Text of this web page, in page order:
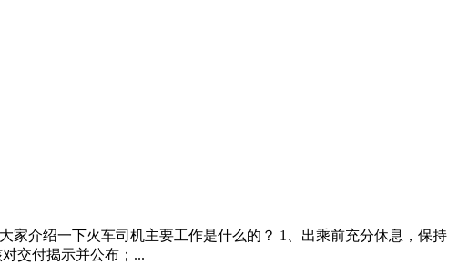
介绍一下火车司机主要工作是什么的？ 1、出乘前充分休息，保持
交付揭示并公布；...